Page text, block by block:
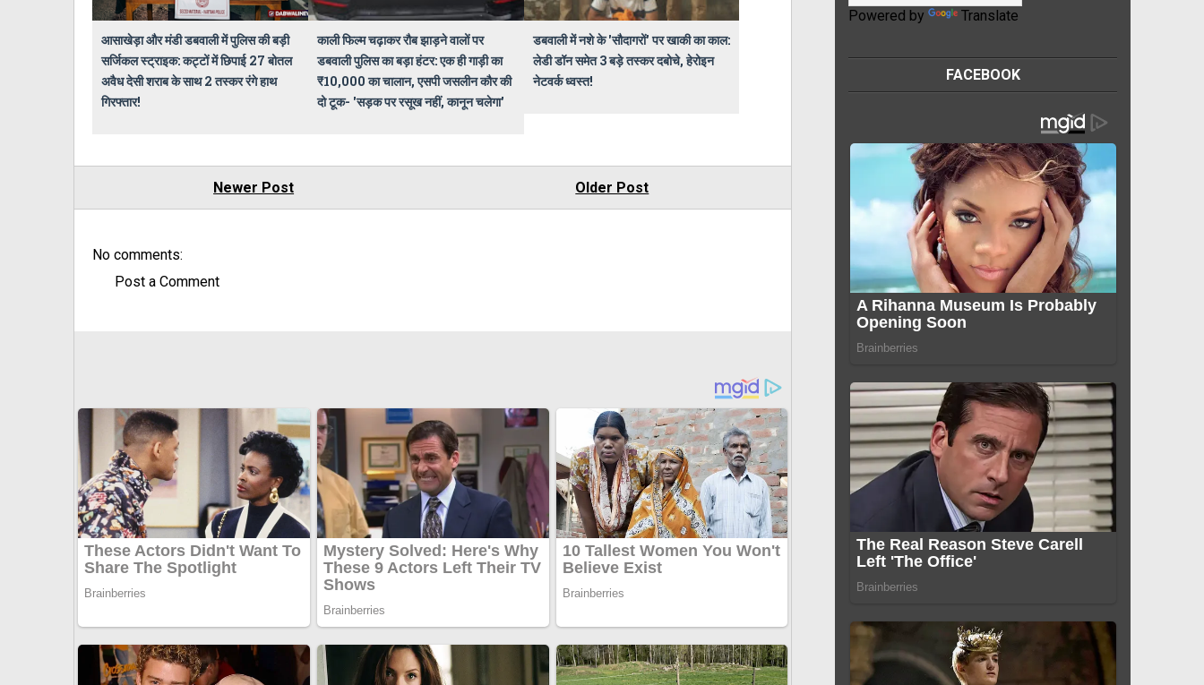
आसाखेड़ा और मंडी डबवाली में पुलिस की बड़ी
सर्जिकल स्ट्राइक: कट्टों में छिपाई 27 बोतल
अवैध देसी शराब के साथ 2 तस्कर रंगे हाथ
गिरफ्तार!
काली फिल्म चढ़ाकर रौब झाड़ने वालों पर
डबवाली पुलिस का बड़ा हंटर: एक ही गाड़ी का
₹10,000 का चालान, एसपी जसलीन कौर की
दो टूक- 'सड़क पर रसूख नहीं, कानून चलेगा'
डबवाली में नशे के 'सौदागरों' पर खाकी का काल:
लेडी डॉन समेत 3 बड़े तस्कर दबोचे, हेरोइन
नेटवर्क ध्वस्त!
Newer Post Older Post
No comments:
Post a Comment
Powered by Translate
FACEBOOK